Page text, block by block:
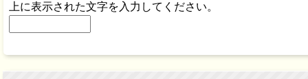
上に表示された文字を入力してください。